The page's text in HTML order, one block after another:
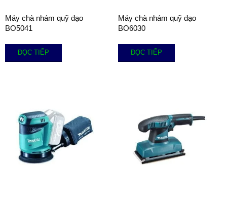
Máy chà nhám quỹ đạo
BO5041
ĐỌC TIẾP
Máy chà nhám quỹ đạo
BO6030
ĐỌC TIẾP